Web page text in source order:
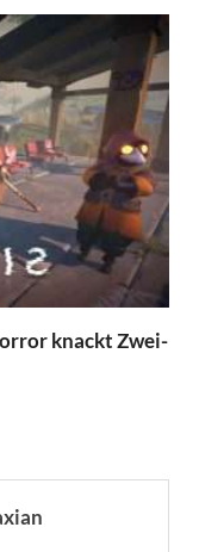
knackt Zwei-